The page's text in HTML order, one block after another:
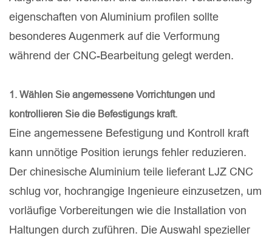
eigenschaften von Aluminium profilen sollte
besonderes Augenmerk auf die Verformung
während der CNC-Bearbeitung gelegt werden.
1. Wählen Sie angemessene Vorrichtungen und
kontrollieren Sie die Befestigungs kraft.
Eine angemessene Befestigung und Kontroll kraft
kann unnötige Position ierungs fehler reduzieren.
Der chinesische Aluminium teile lieferant LJZ CNC
schlug vor, hochrangige Ingenieure einzusetzen, um
vorläufige Vorbereitungen wie die Installation von
Haltungen durch zuführen. Die Auswahl spezieller